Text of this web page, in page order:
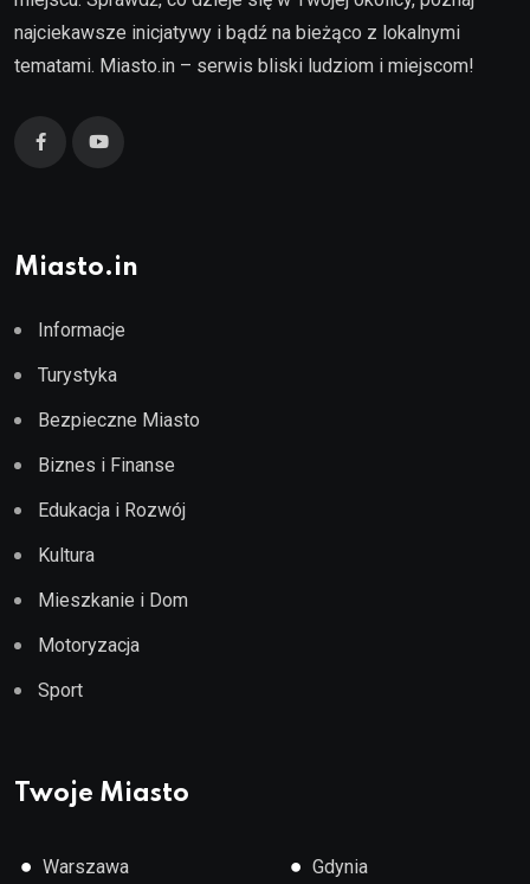
najciekawsze inicjatywy i bądź na bieżąco z lokalnymi
tematami. Miasto.in – serwis bliski ludziom i miejscom!
Miasto.in
Informacje
Turystyka
Bezpieczne Miasto
Biznes i Finanse
Edukacja i Rozwój
Kultura
Mieszkanie i Dom
Motoryzacja
Sport
Twoje Miasto
● Warszawa ● Gdynia